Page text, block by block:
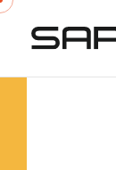
Skip
content